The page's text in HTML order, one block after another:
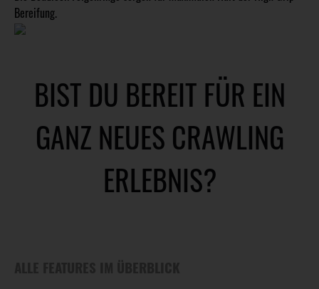
Bereifung.
BIST DU BEREIT FÜR EIN
GANZ NEUES CRAWLING
ERLEBNIS?